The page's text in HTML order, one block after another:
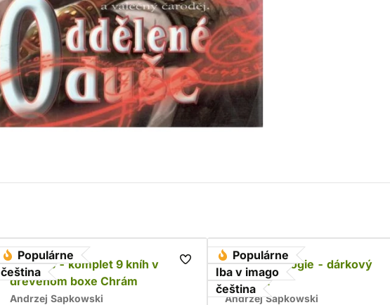
Populárne
čeština
Zaklínač - komplet 9 kníh v
drevenom boxe Chrám
Andrzej Sapkowski
Populárne
Iba v imago
čeština
Husitská trilogie - dárkový
komplet
Andrzej Sapkowski